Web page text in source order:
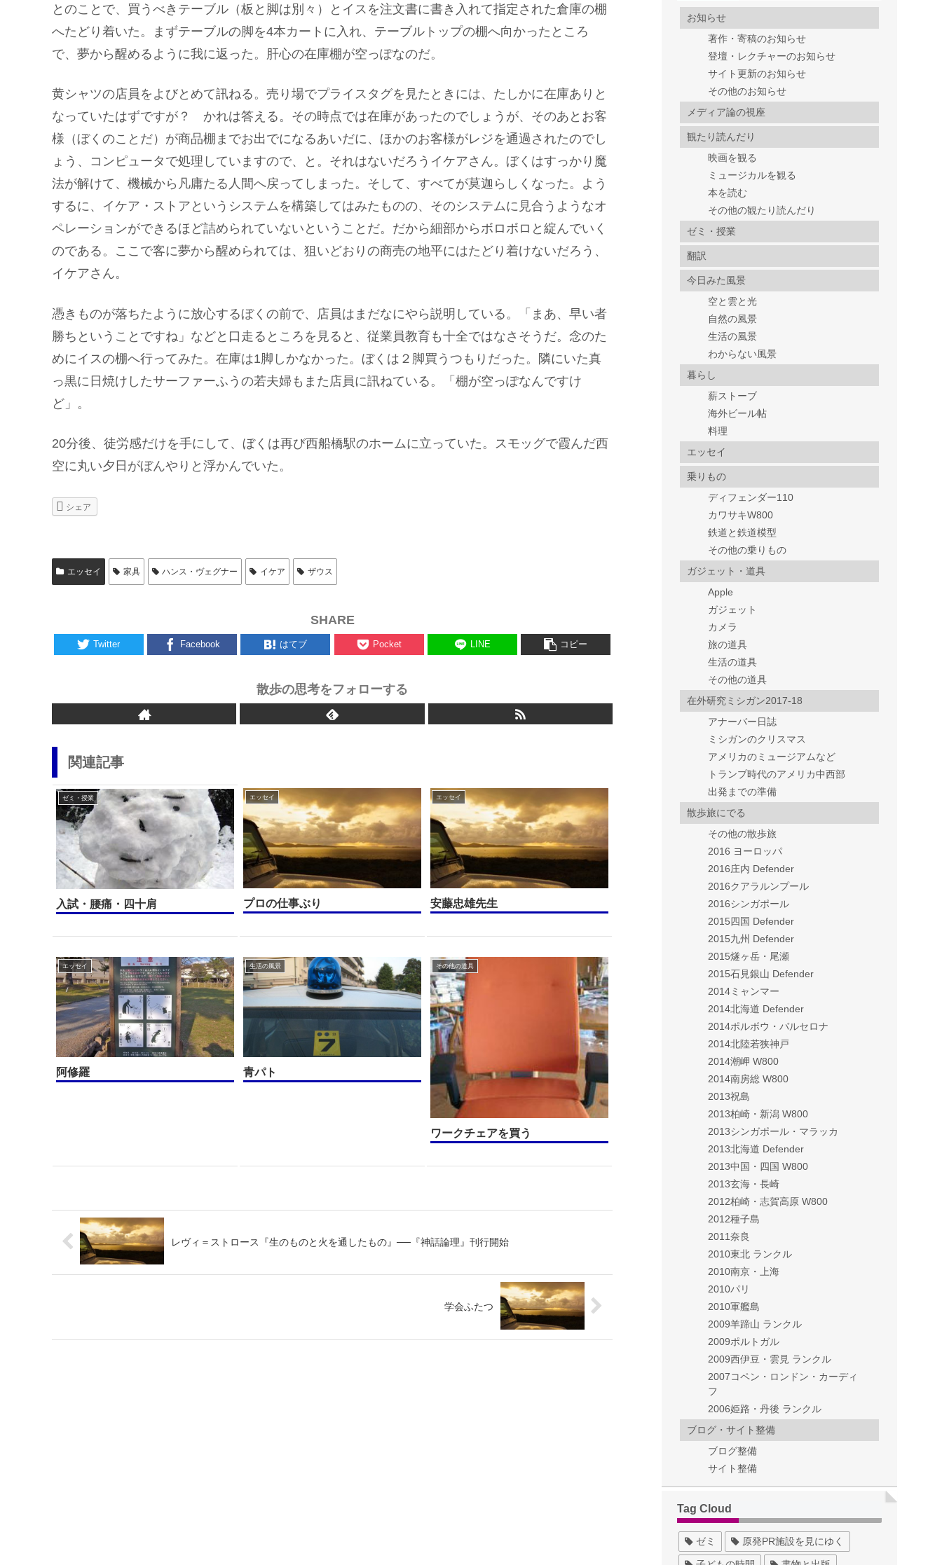
とのことで、買うべきテーブル（板と脚は別々）とイスを注文書に書き入れて指定された倉庫の棚
へたどり着いた。まずテーブルの脚を4本カートに入れ、テーブルトップの棚へ向かったところ
で、夢から醒めるように我に返った。肝心の在庫棚が空っぽなのだ。
黄シャツの店員をよびとめて訊ねる。売り場でプライスタグを見たときには、たしかに在庫ありと
なっていたはずですが？ かれは答える。その時点では在庫があったのでしょうが、そのあとお客
様（ぼくのことだ）が商品棚までお出でになるあいだに、ほかのお客様がレジを通過されたのでし
ょう、コンピュータで処理していますので、と。それはないだろうイケアさん。ぼくはすっかり魔
法が解けて、機械から凡庸たる人間へ戻ってしまった。そして、すべてが莫迦らしくなった。よう
するに、イケア・ストアというシステムを構築してはみたものの、そのシステムに見合うようなオ
ペレーションができるほど詰められていないということだ。だから細部からボロボロと綻んでいく
のである。ここで客に夢から醒められては、狙いどおりの商売の地平にはたどり着けないだろう、
イケアさん。
憑きものが落ちたように放心するぼくの前で、店員はまだなにやら説明している。「まあ、早い者
勝ちということですね」などと口走るところを見ると、従業員教育も十全ではなさそうだ。念のた
めにイスの棚へ行ってみた。在庫は1脚しかなかった。ぼくは２脚買うつもりだった。隣にいた真
っ黒に日焼けしたサーファーふうの若夫婦もまた店員に訊ねている。「棚が空っぽなんですけ
ど」。
20分後、徒労感だけを手にして、ぼくは再び西船橋駅のホームに立っていた。スモッグで霞んだ西
空に丸い夕日がぼんやりと浮かんでいた。
シェア
エッセイ 家具 ハンス・ヴェグナー イケア ザウス
SHARE
Twitter Facebook はてブ Pocket LINE コピー
散歩の思考をフォローする
関連記事
ゼミ・授業
入試・腰痛・四十肩
エッセイ
プロの仕事ぶり
エッセイ
安藤忠雄先生
エッセイ
阿修羅
生活の風景
青パト
その他の道具
ワークチェアを買う
レヴィ＝ストロース『生のものと火を通したもの』──『神話論理』刊行開始
学会ふたつ
お知らせ
著作・寄稿のお知らせ
登壇・レクチャーのお知らせ
サイト更新のお知らせ
その他のお知らせ
メディア論の視座
観たり読んだり
映画を観る
ミュージカルを観る
本を読む
その他の観たり読んだり
ゼミ・授業
翻訳
今日みた風景
空と雲と光
自然の風景
生活の風景
わからない風景
暮らし
薪ストーブ
海外ビール帖
料理
エッセイ
乗りもの
ディフェンダー110
カワサキW800
鉄道と鉄道模型
その他の乗りもの
ガジェット・道具
Apple
ガジェット
カメラ
旅の道具
生活の道具
その他の道具
在外研究ミシガン2017-18
アナーバー日誌
ミシガンのクリスマス
アメリカのミュージアムなど
トランプ時代のアメリカ中西部
出発までの準備
散歩旅にでる
その他の散歩旅
2016 ヨーロッパ
2016庄内 Defender
2016クアラルンプール
2016シンガポール
2015四国 Defender
2015九州 Defender
2015燧ヶ岳・尾瀬
2015石見銀山 Defender
2014ミャンマー
2014北海道 Defender
2014ポルボウ・バルセロナ
2014北陸若狭神戸
2014潮岬 W800
2014南房総 W800
2013祝島
2013柏崎・新潟 W800
2013シンガポール・マラッカ
2013北海道 Defender
2013中国・四国 W800
2013玄海・長崎
2012柏崎・志賀高原 W800
2012種子島
2011奈良
2010東北 ランクル
2010南京・上海
2010パリ
2010軍艦島
2009羊蹄山 ランクル
2009ポルトガル
2009西伊豆・雲見 ランクル
2007コペン・ロンドン・カーディ
フ
2006姫路・丹後 ランクル
ブログ・サイト整備
ブログ整備
サイト整備
Tag Cloud
ゼミ 原発PR施設を見にゆく